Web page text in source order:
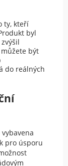
ty, kteří
byl
být
do reálných
pro úsporu